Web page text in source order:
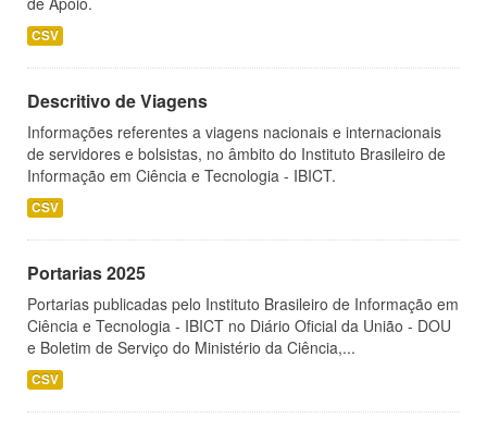
CSV
Descritivo de Viagens
Informações referentes a viagens nacionais e internacionais
de servidores e bolsistas, no âmbito do Instituto Brasileiro de
Informação em Ciência e Tecnologia - IBICT.
CSV
Portarias 2025
Portarias publicadas pelo Instituto Brasileiro de Informação em
Ciência e Tecnologia - IBICT no Diário Oficial da União - DOU
e Boletim de Serviço do Ministério da Ciência,...
CSV